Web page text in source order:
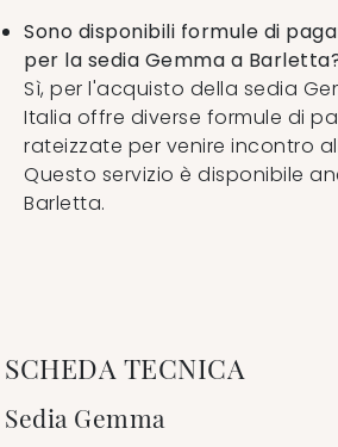
Sono disponibili formule di
per la sedia Gemma a
Sì, per l'acquisto della sedia
Italia offre diverse formule di
rateizzate per venire incontro
Questo servizio è disponibile
Barletta.
SCHEDA TECNICA
Sedia Gemma